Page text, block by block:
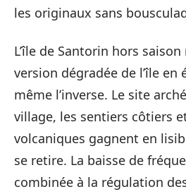
les originaux sans
L’île de Santorin hors saison
version dégradée de l’île en
même l’inverse. Le site
village, les sentiers côtiers
volcaniques gagnent en
se retire. La baisse de
combinée à la régulation